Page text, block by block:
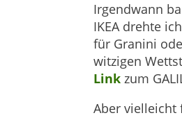
Irgendwann
IKEA drehte
für Granini
witzigen
Linkzum
Aber vielleicht